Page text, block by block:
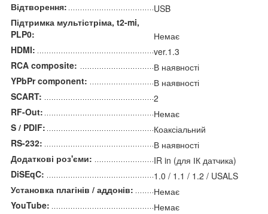
Відтворення:
USB
Підтримка мультістріма, t2-mi,
PLP0:
Немає
HDMI:
ver.1.3
RCA composite:
В наявності
YPbPr component:
В наявності
SCART:
2
RF-Out:
Немає
S / PDIF:
Коаксіальний
RS-232:
В наявності
Додаткові роз'єми:
IR in (для ІК датчика)
DiSEqC:
1.0 / 1.1 / 1.2 / USALS
Установка плагінів / аддонів:
Немає
YouTube:
Немає